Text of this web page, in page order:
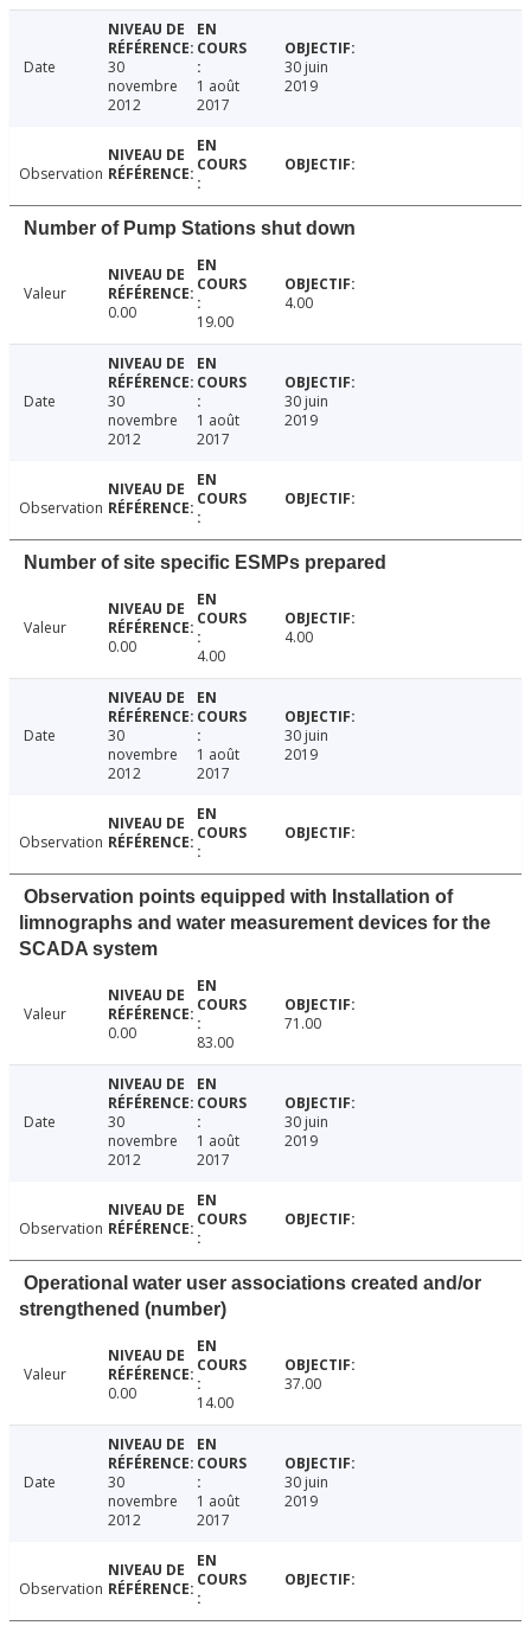
Date
30
novembre
2012
1 août
2017
30 juin
2019
Observation
Number of Pump Stations shut down
Valeur
0.00
19.00
4.00
Date
30
novembre
2012
1 août
2017
30 juin
2019
Observation
Number of site specific ESMPs prepared
Valeur
0.00
4.00
4.00
Date
30
novembre
2012
1 août
2017
30 juin
2019
Observation
Observation points equipped with Installation of
limnographs and water measurement devices for the
SCADA system
Valeur
0.00
83.00
71.00
Date
30
novembre
2012
1 août
2017
30 juin
2019
Observation
Operational water user associations created and/or
strengthened (number)
Valeur
0.00
14.00
37.00
Date
30
novembre
2012
1 août
2017
30 juin
2019
Observation